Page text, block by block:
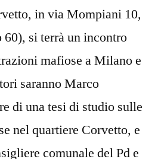
in via Mompiani 10,
si terrà un incontro
mafiose a Milano e
saranno Marco
di una tesi di studio sulle
nel quartiere Corvetto, e
comunale del Pd e